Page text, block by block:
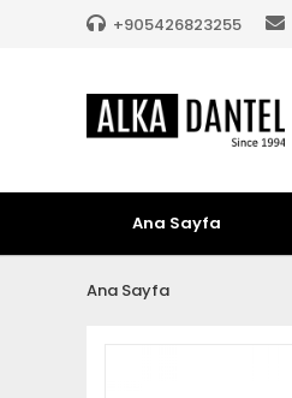
+905426823255
Ana Sayfa
Ana Sayfa